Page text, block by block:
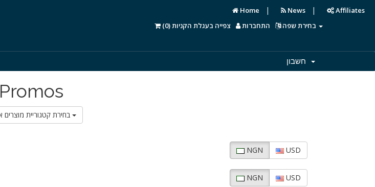
Home | News |
Affiliates
בחירת שפה
התחברות צפייה בעגלת הקניות (0
)
Promos
NGN USD
NGN USD